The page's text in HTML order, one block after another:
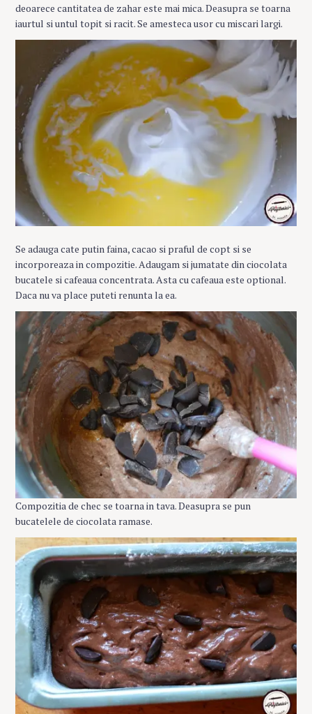
deoarece cantitatea de zahar este mai mica. Deasupra se toarna
iaurtul si untul topit si racit. Se amesteca usor cu miscari largi.
Se adauga cate putin faina, cacao si praful de copt si se
incorporeaza in compozitie. Adaugam si jumatate din ciocolata
bucatele si cafeaua concentrata. Asta cu cafeaua este optional.
Daca nu va place puteti renunta la ea.
Compozitia de chec se toarna in tava. Deasupra se pun
bucatelele de ciocolata ramase.